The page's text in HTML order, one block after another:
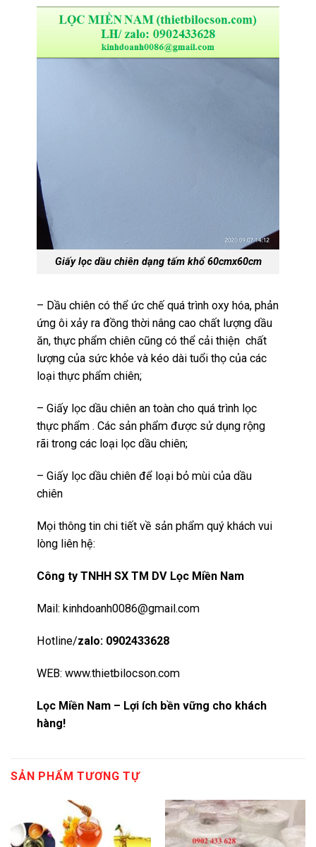
Giấy lọc dầu chiên dạng tấm khổ 60cmx60cm
– Dầu chiên có thể ức chế quá trình oxy hóa, phản
ứng ôi xảy ra đồng thời nâng cao chất lượng dầu
ăn, thực phẩm chiên cũng có thể cải thiện chất
lượng của sức khỏe và kéo dài tuổi thọ của các
loại thực phẩm chiên;
– Giấy lọc dầu chiên an toàn cho quá trình lọc
thực phẩm . Các sản phẩm được sử dụng rộng
rãi trong các loại lọc dầu chiên;
– Giấy lọc dầu chiên để loại bỏ mùi của dầu
chiên
Mọi thông tin chi tiết về sản phẩm quý khách vui
lòng liên hệ:
Công ty TNHH SX TM DV Lọc Miền Nam
Mail: kinhdoanh0086@gmail.com
Hotline/zalo: 0902433628
WEB:www.thietbilocson.com
Lọc Miền Nam – Lợi ích bền vững cho khách
hàng!
SẢN PHẨM TƯƠNG TỰ